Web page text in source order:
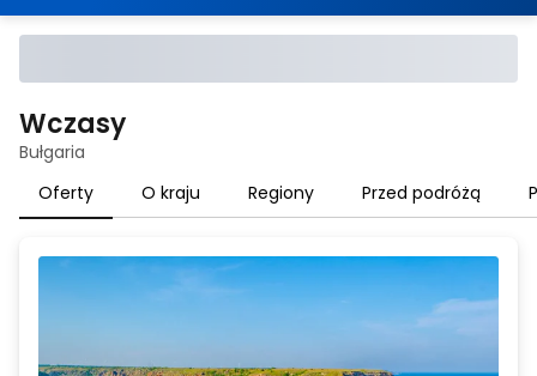
Wczasy
Bułgaria
Oferty
O kraju Regiony Przed podróżą